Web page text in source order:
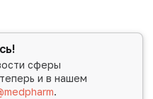
сферы
и в нашем
.